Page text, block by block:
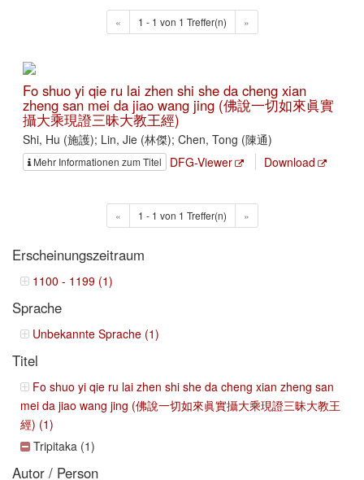
« 1 - 1 von 1 Treffer(n) »
Fo shuo yi qie ru lai zhen shi she da cheng xian
zheng san mei da jiao wang jing (佛說一切如來眞實
攝大乘現證三昧大教王經)
Shi, Hu (施護); Lin, Jie (林傑); Chen, Tong (陳通)
Mehr Informationen zum Titel DFG-Viewer Download
« 1 - 1 von 1 Treffer(n) »
Erscheinungszeitraum
1100 - 1199 (1)
Sprache
Unbekannte Sprache (1)
Titel
Fo shuo yi qie ru lai zhen shi she da cheng xian zheng san
mei da jiao wang jing (佛說一切如來眞實攝大乘現證三昧大教王
經) (1)
Tripitaka (1)
Autor / Person